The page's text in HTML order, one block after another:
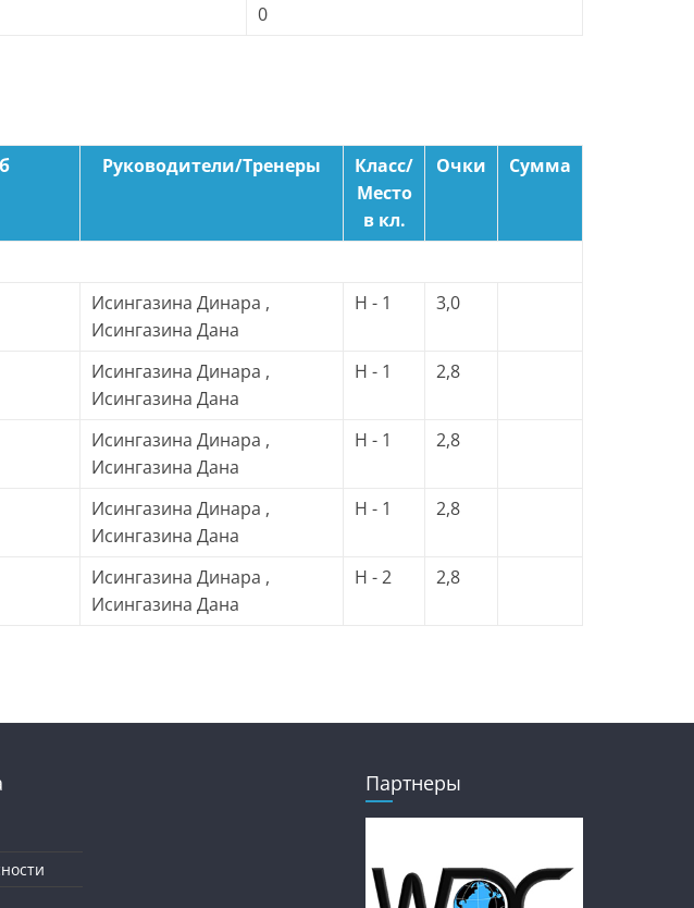
0
Руководители/Тренеры
Класс/
Место
в кл.
Очки Сумма
Исингазина Динара ,
Исингазина Дана
H - 1 3,0
Исингазина Динара ,
Исингазина Дана
H - 1 2,8
Исингазина Динара ,
Исингазина Дана
H - 1 2,8
Исингазина Динара ,
Исингазина Дана
H - 1 2,8
Исингазина Динара ,
Исингазина Дана
H - 2 2,8
Партнеры